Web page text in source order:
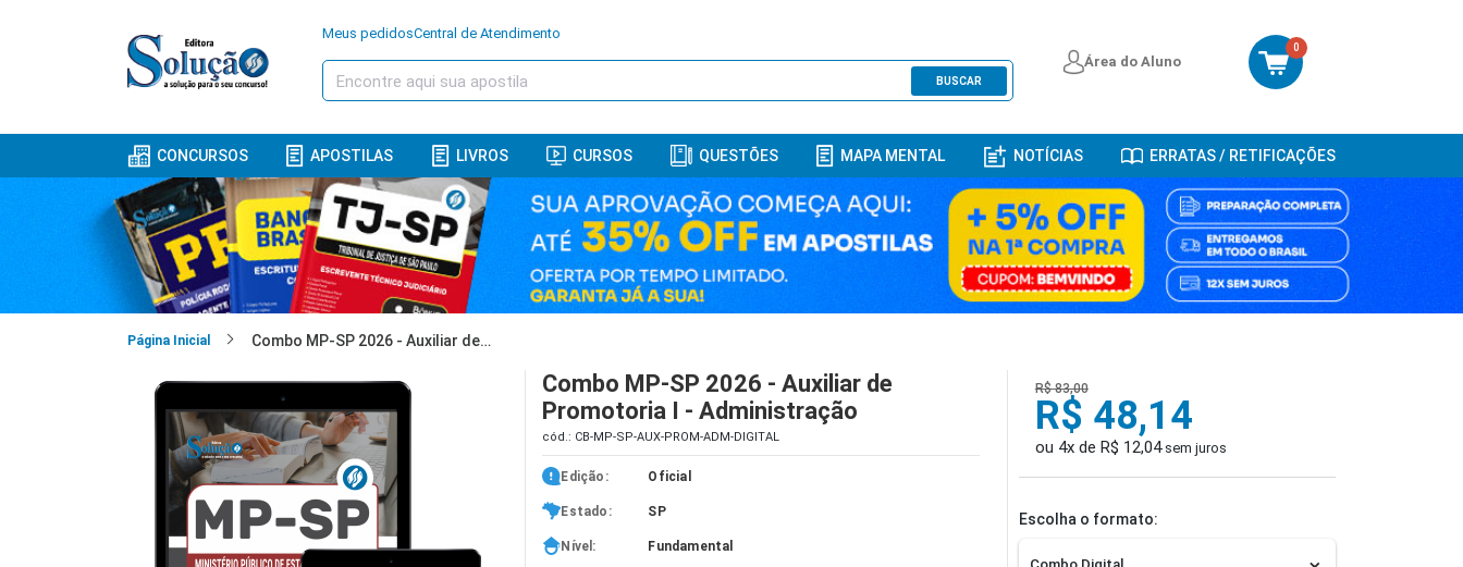
Meus pedidosCentral de Atendimento
BUSCAR
Área do Aluno
0
CONCURSOS APOSTILAS LIVROS CURSOS QUESTÕES MAPA MENTAL NOTÍCIAS ERRATAS / RETIFICAÇÕES
Página Inicial Combo MP-SP 2026 - Auxiliar de Promotoria I - Administração
Combo MP-SP 2026 - Auxiliar de
Promotoria I - Administração
cód.: CB-MP-SP-AUX-PROM-ADM-DIGITAL
Edição: Oficial
Estado: SP
Nível: Fundamental
R$ 83,00
R$ 48,14
ou 4x de R$ 12,04sem juros
Escolha o formato: